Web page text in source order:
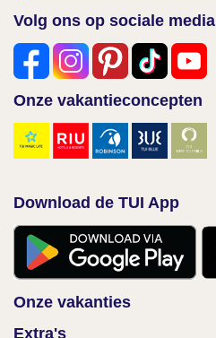
Volg ons op sociale media
Onze vakantieconcepten
Download de TUI App
Onze vakanties
Extra's